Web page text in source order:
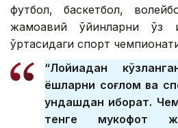
футбол, ​​баскетбол,
жамоавий ўйинларни ўз
ўртасидаги спорт
“Лойиҳадан
ёшларни соғлом ва
ундашдан иборат.
тенге мукофот